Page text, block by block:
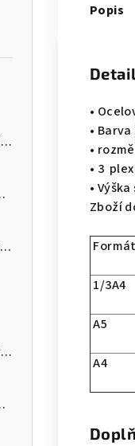
DOZ50ZCREC Stojan na dezinfekci žlutočerný
nerez leštěný
DOZ50MREC Stojan s dávkovačem černý
DOZVB25E Stojan s dávkovačem mýdla
na instrukci
Popis
•
•
•
• 3
•
Zboží
1/3A4
A5
A4